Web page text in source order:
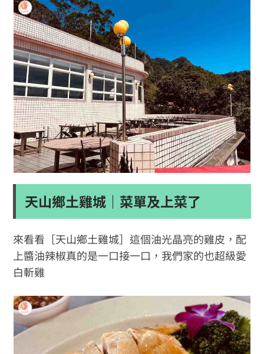
天山鄉土雞城｜菜單及上菜了
來看看［天山鄉土雞城］這個油光晶亮的雞皮，配
上醬油辣椒真的是一口接一口，我們家的也超級愛
白斬雞